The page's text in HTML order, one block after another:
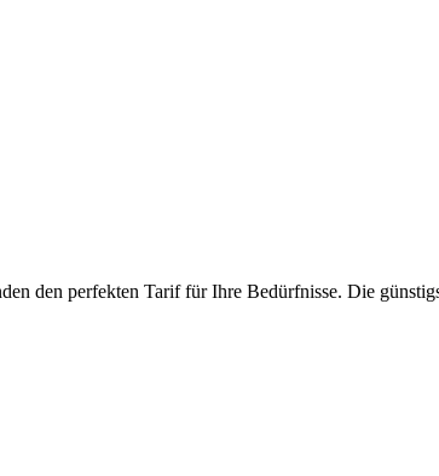
den perfekten Tarif für Ihre Bedürfnisse. Die